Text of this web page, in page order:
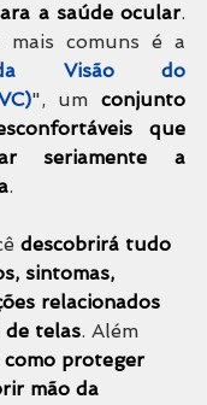
a saúde ocular.
comuns é a
da Visão do
", um conjunto
que
seriamente a
.
descobrirá tudo
sintomas,
relacionados
de telas. Além
como proteger
mão da